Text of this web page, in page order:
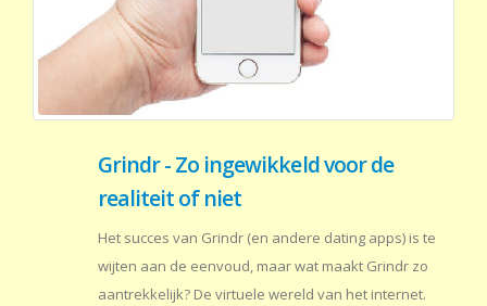
Grindr - Zo ingewikkeld voor de
realiteit of niet
Het succes van Grindr (en andere dating apps) is te
wijten aan de eenvoud, maar wat maakt Grindr zo
aantrekkelijk? De virtuele wereld van het internet.